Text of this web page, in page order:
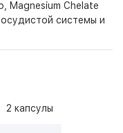
Magnesium Chelate
системы и
2 капсулы